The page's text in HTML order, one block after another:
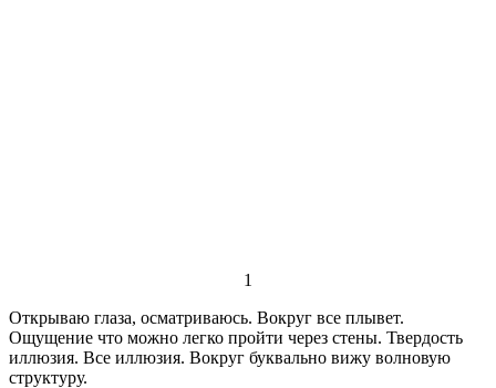
1
Открываю глаза, осматриваюсь. Вокруг все плывет.
Ощущение что можно легко пройти через стены. Твердость
иллюзия. Все иллюзия. Вокруг буквально вижу волновую
структуру.